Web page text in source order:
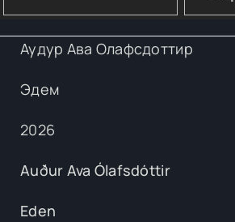
Аудур Ава Олафсдоттир
Эдем
2026
Auður Ava Ólafsdóttir
Eden